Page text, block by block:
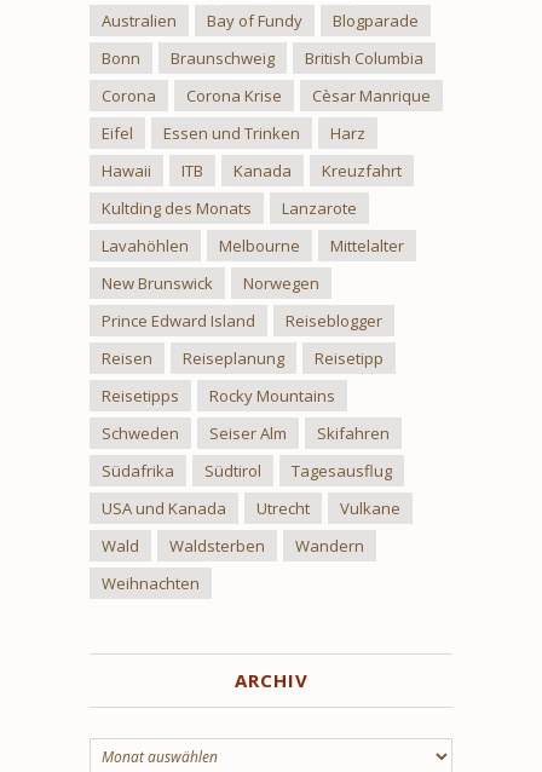
Australien
Bay of Fundy
Blogparade
Bonn
Braunschweig
British Columbia
Corona
Corona Krise
Cèsar Manrique
Eifel
Essen und Trinken
Harz
Hawaii
ITB Kanada
Kreuzfahrt
Kultding des Monats
Lanzarote
Lavahöhlen
Melbourne
Mittelalter
New Brunswick
Norwegen
Prince Edward Island
Reiseblogger
Reisen
Reiseplanung
Reisetipp
Reisetipps
Rocky Mountains
Schweden
Seiser Alm
Skifahren
Südafrika
Südtirol
Tagesausflug
USA und Kanada
Utrecht
Vulkane
Wald
Waldsterben
Wandern
Weihnachten
ARCHIV
Archiv